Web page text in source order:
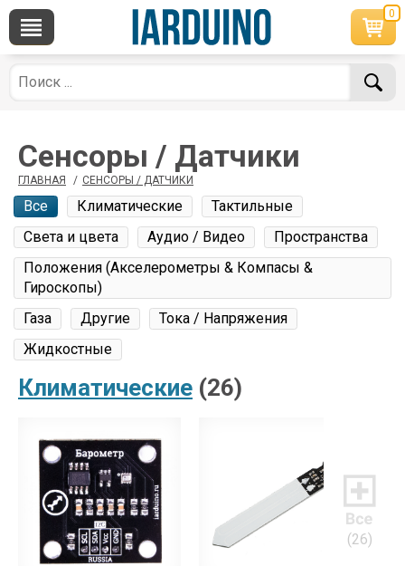
0
Сенсоры / Датчики
ГЛАВНАЯ / СЕНСОРЫ / ДАТЧИКИ
Все Климатические
Тактильные
Света и цвета
Аудио / Видео
Пространства
Положения (Акселерометры & Компасы &
Гироскопы)
Газа
Другие
Тока / Напряжения
Жидкостные
Климатические (26)
(26)
×
По вопросам приобретения товара
обслуживаются
Менеджер
shop@iarduino.ru 8 (499) 500-14-56
По техническим вопросам
Консультант
shop@iarduino.ru